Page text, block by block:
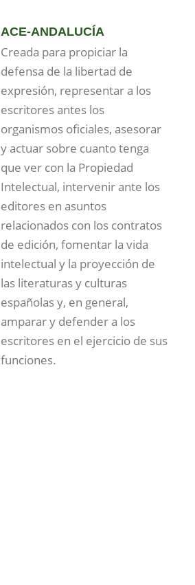
ACE-ANDALUCÍA
Creada para propiciar la
defensa de la libertad de
expresión, representar a los
escritores antes los
organismos oficiales, asesorar
y actuar sobre cuanto tenga
que ver con la Propiedad
Intelectual, intervenir ante los
editores en asuntos
relacionados con los contratos
de edición, fomentar la vida
intelectual y la proyección de
las literaturas y culturas
españolas y, en general,
amparar y defender a los
escritores en el ejercicio de sus
funciones.